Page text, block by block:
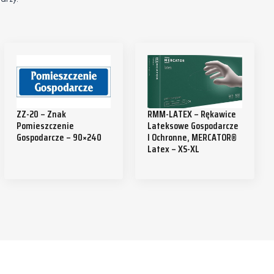
ZZ-20 – Znak
Pomieszczenie
Gospodarcze – 90×240
RMM-LATEX – Rękawice
Lateksowe Gospodarcze
I Ochronne, MERCATOR®
Latex – XS-XL